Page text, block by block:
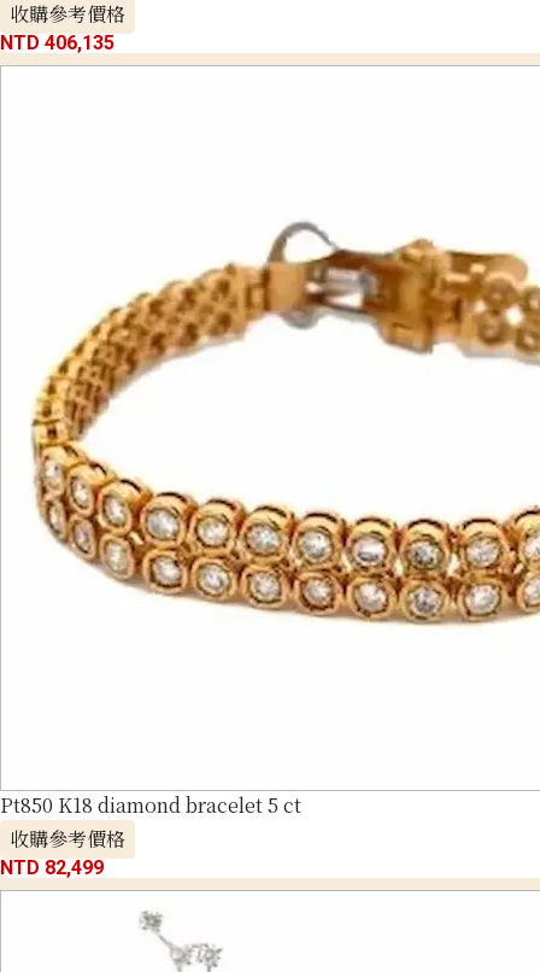
收購參考價格
NTD 406,135
Pt850 K18 diamond bracelet 5 ct
收購參考價格
NTD 82,499